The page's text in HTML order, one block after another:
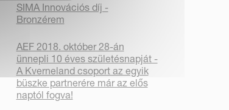
SIMA Innovációs díj -
Bronzérem
AEF 2018. október 28-án
ünnepli 10 éves születésnapját -
A Kverneland csoport az egyik
büszke partnerére már az elős
naptól fogva!